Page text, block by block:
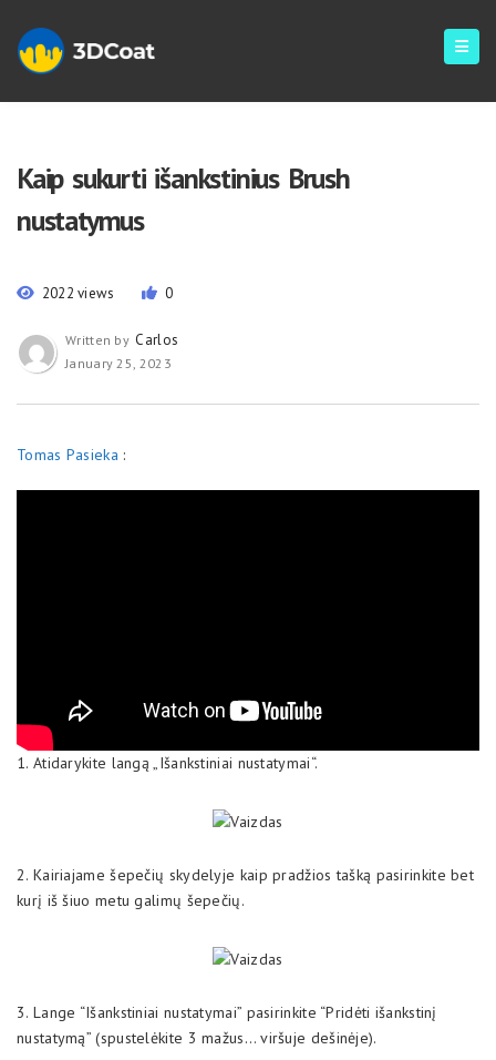
Kaip sukurti išankstinius Brush
nustatymus
2022 views 0
Written by Carlos
January 25, 2023
Tomas Pasieka :
1. Atidarykite langą „Išankstiniai nustatymai“.
2. Kairiajame šepečių skydelyje kaip pradžios tašką pasirinkite bet
kurį iš šiuo metu galimų šepečių.
3. Lange “Išankstiniai nustatymai” pasirinkite “Pridėti išankstinį
nustatymą” (spustelėkite 3 mažus… viršuje dešinėje).